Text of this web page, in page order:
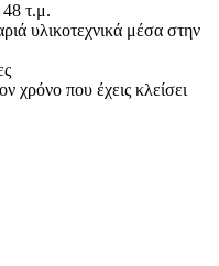
48 τ.μ.
υλικοτεχνικά μέσα στην
χρόνο που έχεις κλείσει